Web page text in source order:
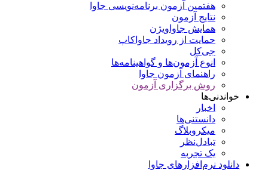
هفتمین آزمون برنامه‌نویسی جاوا
نتایج آزمون
همایش جاواویژن
حمایت از رویداد جاواکاپ
جی‌کل
انوع آزمون‌ها و گواهینامه‌ها
راهنمای آزمون جاوا
روش برگزاری آزمون
خواندنی‌ها
اخبار
دانستنی‌ها
میکروبلاگ
تبادل‌نظر
یک تجربه
دانلود نرم‌افزارهای جاوا